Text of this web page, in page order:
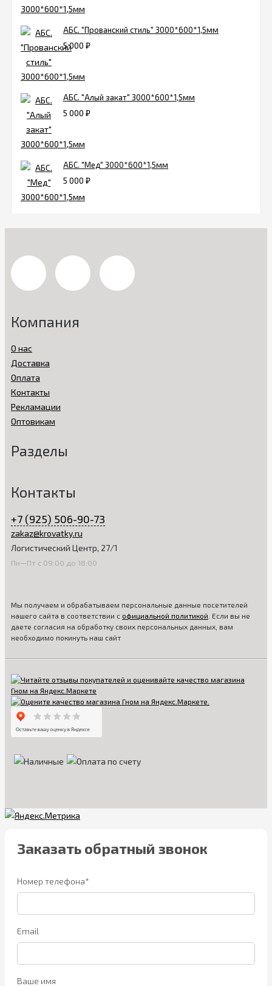
АБС. "Прованский стиль" 3000*600*1,5мм
5 000 ₽
АБС. "Алый закат" 3000*600*1,5мм
5 000 ₽
АБС. "Мед" 3000*600*1,5мм
5 000 ₽
Компания
О нас
Доставка
Оплата
Контакты
Рекламации
Оптовикам
Разделы
Контакты
+7 (925) 506-90-73
zakaz@krovatky.ru
Логистический Центр, 27/1
Пн—Пт с 09:00 до 18:00
Мы получаем и обрабатываем персональные данные посетителей
нашего сайта в соответствии с официальной политикой . Если вы не
даете согласия на обработку своих персональных данных, вам
необходимо покинуть наш сайт
Заказать обратный звонок
Номер телефона*
Email
Ваше имя